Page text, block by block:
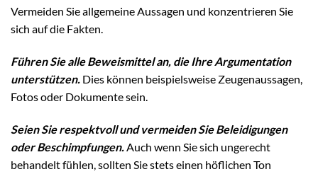
Vermeiden Sie allgemeine Aussagen und konzentrieren Sie
sich auf die Fakten.
Führen Sie alle Beweismittel an, die Ihre Argumentation
unterstützen. Dies können beispielsweise Zeugenaussagen,
Fotos oder Dokumente sein.
Seien Sie respektvoll und vermeiden Sie Beleidigungen
oder Beschimpfungen.Auch wenn Sie sich ungerecht
behandelt fühlen, sollten Sie stets einen höflichen Ton